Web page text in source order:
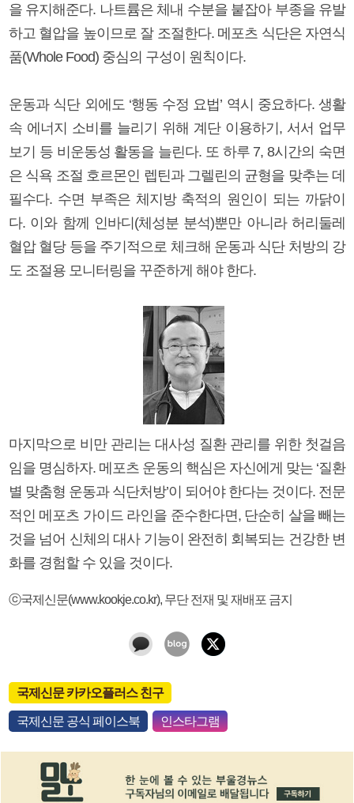
을 유지해준다. 나트륨은 체내 수분을 붙잡아 부종을 유발
하고 혈압을 높이므로 잘 조절한다. 메포츠 식단은 자연식
품(Whole Food) 중심의 구성이 원칙이다.
운동과 식단 외에도 ‘행동 수정 요법’ 역시 중요하다. 생활
속 에너지 소비를 늘리기 위해 계단 이용하기, 서서 업무
보기 등 비운동성 활동을 늘린다. 또 하루 7, 8시간의 숙면
은 식욕 조절 호르몬인 렙틴과 그렐린의 균형을 맞추는 데
필수다. 수면 부족은 체지방 축적의 원인이 되는 까닭이
다. 이와 함께 인바디(체성분 분석)뿐만 아니라 허리둘레
혈압 혈당 등을 주기적으로 체크해 운동과 식단 처방의 강
도 조절용 모니터링을 꾸준하게 해야 한다.
마지막으로 비만 관리는 대사성 질환 관리를 위한 첫걸음
임을 명심하자. 메포츠 운동의 핵심은 자신에게 맞는 ‘질환
별 맞춤형 운동과 식단처방’이 되어야 한다는 것이다. 전문
적인 메포츠 가이드 라인을 준수한다면, 단순히 살을 빼는
것을 넘어 신체의 대사 기능이 완전히 회복되는 건강한 변
화를 경험할 수 있을 것이다.
ⓒ국제신문(www.kookje.co.kr), 무단 전재 및 재배포 금지
국제신문 카카오플러스 친구
국제신문 공식 페이스북 인스타그램